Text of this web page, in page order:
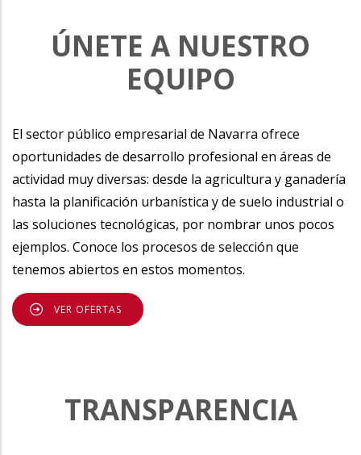
ÚNETE A NUESTRO
EQUIPO
El sector público empresarial de Navarra ofrece
oportunidades de desarrollo profesional en áreas de
actividad muy diversas: desde la agricultura y ganadería
hasta la planificación urbanística y de suelo industrial o
las soluciones tecnológicas, por nombrar unos pocos
ejemplos. Conoce los procesos de selección que
tenemos abiertos en estos momentos.
VER OFERTAS
TRANSPARENCIA